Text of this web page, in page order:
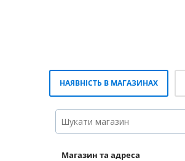
НАЯВНІСТЬ В МАГАЗИНАХ
Магазин та адреса